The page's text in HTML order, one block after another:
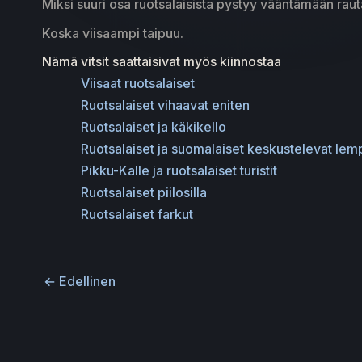
Miksi suuri osa ruotsalaisista pystyy vääntämään
Koska viisaampi taipuu.
Nämä vitsit saattaisivat myös kiinnostaa
Viisaat ruotsalaiset
Ruotsalaiset vihaavat eniten
Ruotsalaiset ja käkikello
Ruotsalaiset ja suomalaiset keskustelevat
Pikku-Kalle ja ruotsalaiset turistit
Ruotsalaiset piilosilla
Ruotsalaiset farkut
← Edellinen